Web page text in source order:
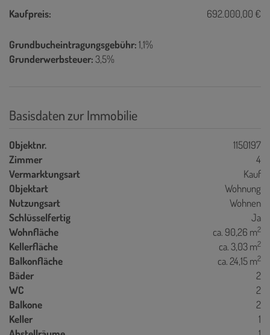
Kaufpreis: 692.000,00 €
Grundbucheintragungsgebühr:1,1%
Grunderwerbsteuer:3,5%
Basisdaten zur Immobilie
Objektnr.
1150197
Zimmer
4
Vermarktungsart
Kauf
Objektart
Wohnung
Nutzungsart
Wohnen
Schlüsselfertig
Ja
Wohnfläche
ca. 90,26 m2
Kellerfläche ca. 3,03 m2
Balkonfläche ca. 24,15 m2
Bäder
2
WC
2
Balkone
2
Keller
1